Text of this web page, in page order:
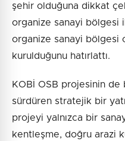
şehir olduğuna dikkat
organize sanayi bölgesi
organize sanayi bölgesi
kurulduğunu hatırlattı.
KOBİ OSB projesinin
sürdüren stratejik bir
projeyi yalnızca bir
kentleşme, doğru arazi